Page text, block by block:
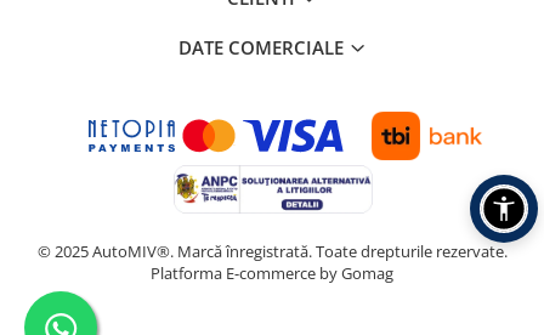
DATE COMERCIALE
© 2025 AutoMIV®. Marcă înregistrată. Toate drepturile rezervate.
Platforma E-commerce by Gomag